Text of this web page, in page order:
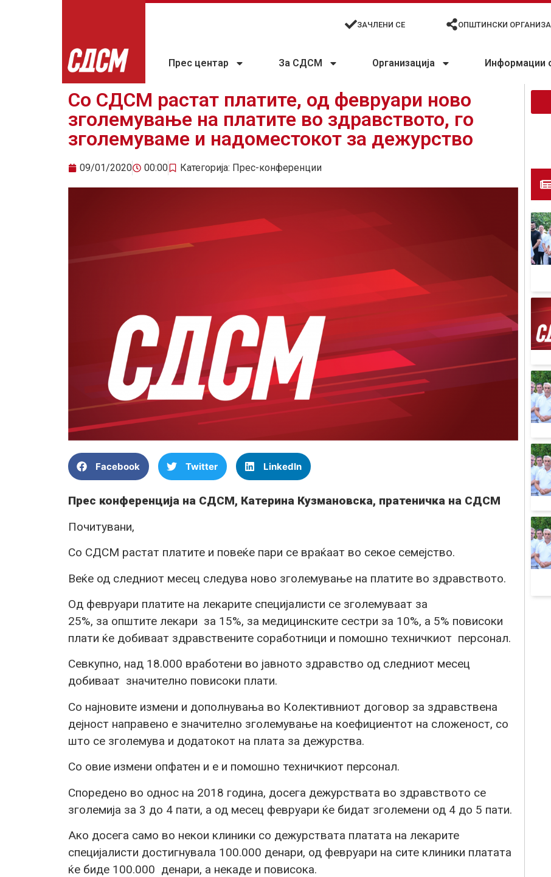
ЗАЧЛЕНИ СЕ ОПШТИНСКИ
Прес центар За СДСМ Организација Информации
Со СДСМ растат платите, од февруари ново
зголемување на платите во здравството, го
зголемуваме и надоместокот за дежурство
09/01/2020 00:00 Категорија: Прес-конференции
Facebook Twitter LinkedIn
Прес конференција на СДСМ, Катерина Кузмановска, пратеничка на СДСМ
Почитувани,
Со СДСМ растат платите и повеќе пари се враќаат во секое семејство.
Веќе од следниот месец следува ново зголемување на платите во здравството.
Од февруари платите на лекарите специјалисти се зголемуваат за
25%, за општите лекари за 15%, за медицинските сестри за 10%, а 5% повисоки
плати ќе добиваат здравствените соработници и помошно техничкиот персонал.
Севкупно, над 18.000 вработени во јавното здравство од следниот месец
добиваат значително повисоки плати.
Со најновите измени и дополнувања во Колективниот договор за здравствена
дејност направено е значително зголемување на коефициентот на сложеност, со
што се зголемува и додатокот на плата за дежурства.
Со овие измени опфатен и е и помошно техничкиот персонал.
Споредено во однос на 2018 година, досега дежурствата во здравството се
зголемија за 3 до 4 пати, а од месец февруари ќе бидат зголемени од 4 до 5 пати.
Ако досега само во некои клиники со дежурствата платата на лекарите
специјалисти достигнувала 100.000 денари, од февруари на сите клиники платата
ќе биде 100.000 денари, а некаде и повисока.